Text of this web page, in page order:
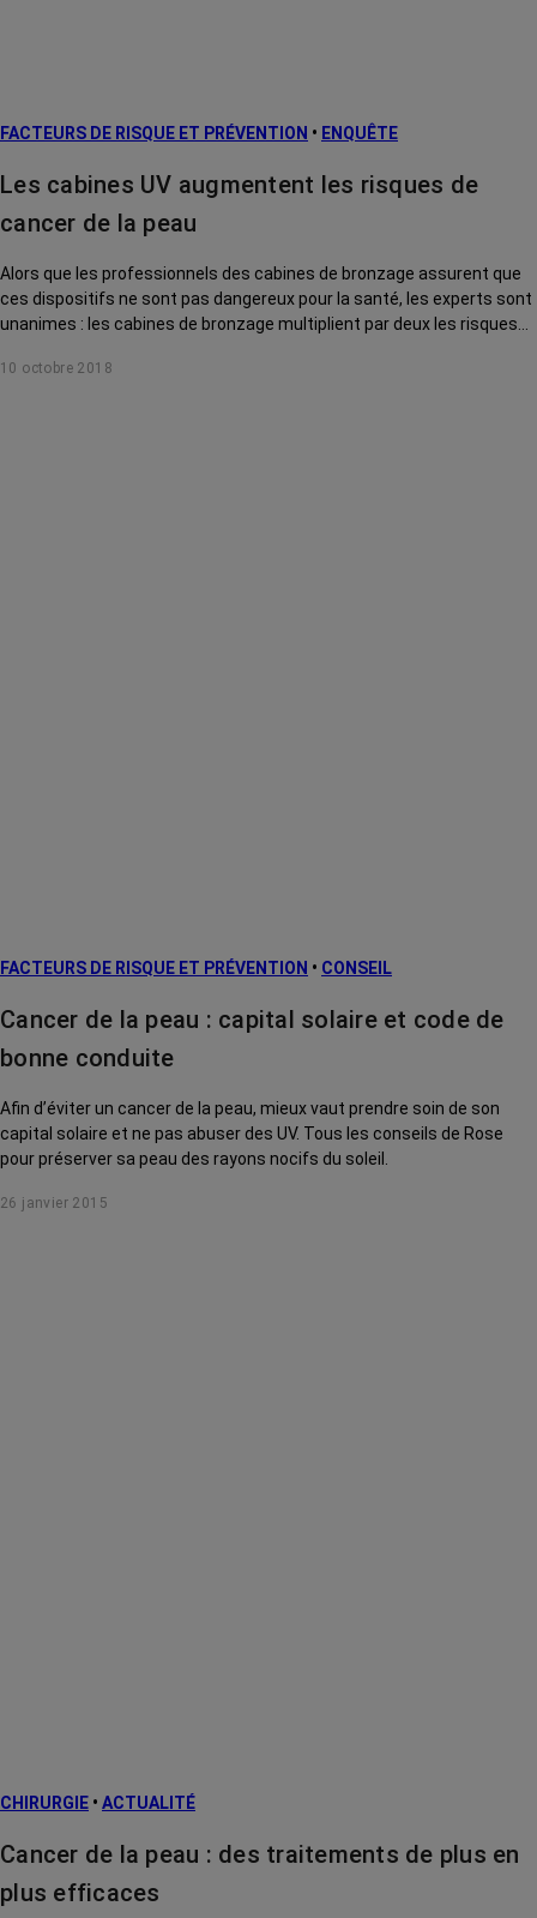
FACTEURS DE RISQUE ET PRÉVENTION • ENQUÊTE
Les cabines UV augmentent les risques de
cancer de la peau
Alors que les professionnels des cabines de bronzage assurent que
ces dispositifs ne sont pas dangereux pour la santé, les experts sont
unanimes : les cabines de bronzage multiplient par deux les risques
10 octobre 2018
FACTEURS DE RISQUE ET PRÉVENTION • CONSEIL
Cancer de la peau : capital solaire et code de
bonne conduite
Afin d’éviter un cancer de la peau, mieux vaut prendre soin de son
capital solaire et ne pas abuser des UV. Tous les conseils de Rose
pour préserver sa peau des rayons nocifs du soleil.
26 janvier 2015
CHIRURGIE • ACTUALITÉ
Cancer de la peau : des traitements de plus en
plus efficaces